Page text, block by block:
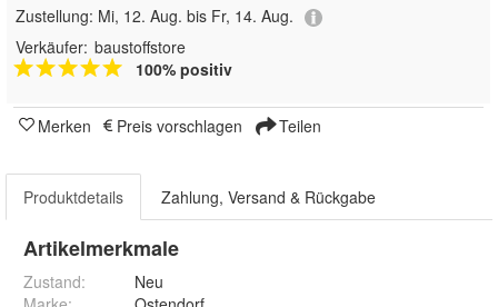
Zustellung: Mi, 12. Aug. bis Fr, 14. Aug.
Verkäufer: baustoffstore
100% positiv
Merken Preis vorschlagen Teilen
Produktdetails Zahlung, Versand & Rückgabe
Artikelmerkmale
Zustand:
Neu